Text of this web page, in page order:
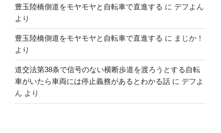
豊玉陸橋側道をモヤモヤと自転車で直進する に デフよん
より
豊玉陸橋側道をモヤモヤと自転車で直進する に まじか！
より
道交法第38条で信号のない横断歩道を渡ろうとする自転
車がいたら車両には停止義務があるとわかる話 に デフよ
ん より